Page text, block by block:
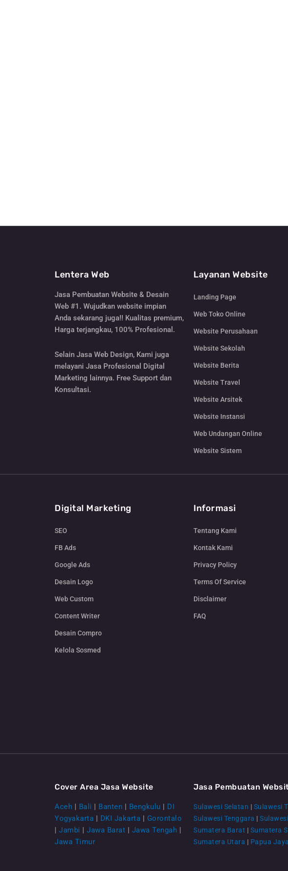
Lentera Web
Jasa Pembuatan Website & Desain
Web #1. Wujudkan website impian
Anda sekarang juga!! Kualitas premium,
Harga terjangkau, 100% Profesional.
Selain Jasa Web Design, Kami juga
melayani Jasa Profesional Digital
Marketing lainnya. Free Support dan
Konsultasi.
Layanan Website
Landing Page
Web Toko Online
Website Perusahaan
Website Sekolah
Website Berita
Website Travel
Website Arsitek
Website Instansi
Web Undangan Online
Website Sistem
Digital Marketing
SEO
FB Ads
Google Ads
Desain Logo
Web Custom
Content Writer
Desain Compro
Kelola Sosmed
Informasi
Tentang Kami
Kontak Kami
Privacy Policy
Terms Of Service
Disclaimer
FAQ
Cover Area Jasa Website
Aceh | Bali | Banten | Bengkulu | DI
Yogyakarta | DKI Jakarta | Gorontalo
| Jambi | Jawa Barat | Jawa Tengah |
Jawa Timur
Jasa Pembuatan
Sulawesi Selatan | Sulawesi
Sulawesi Tenggara |
Sumatera Barat | Sumatera
Sumatera Utara | Papua